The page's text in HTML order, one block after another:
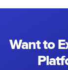
Want to